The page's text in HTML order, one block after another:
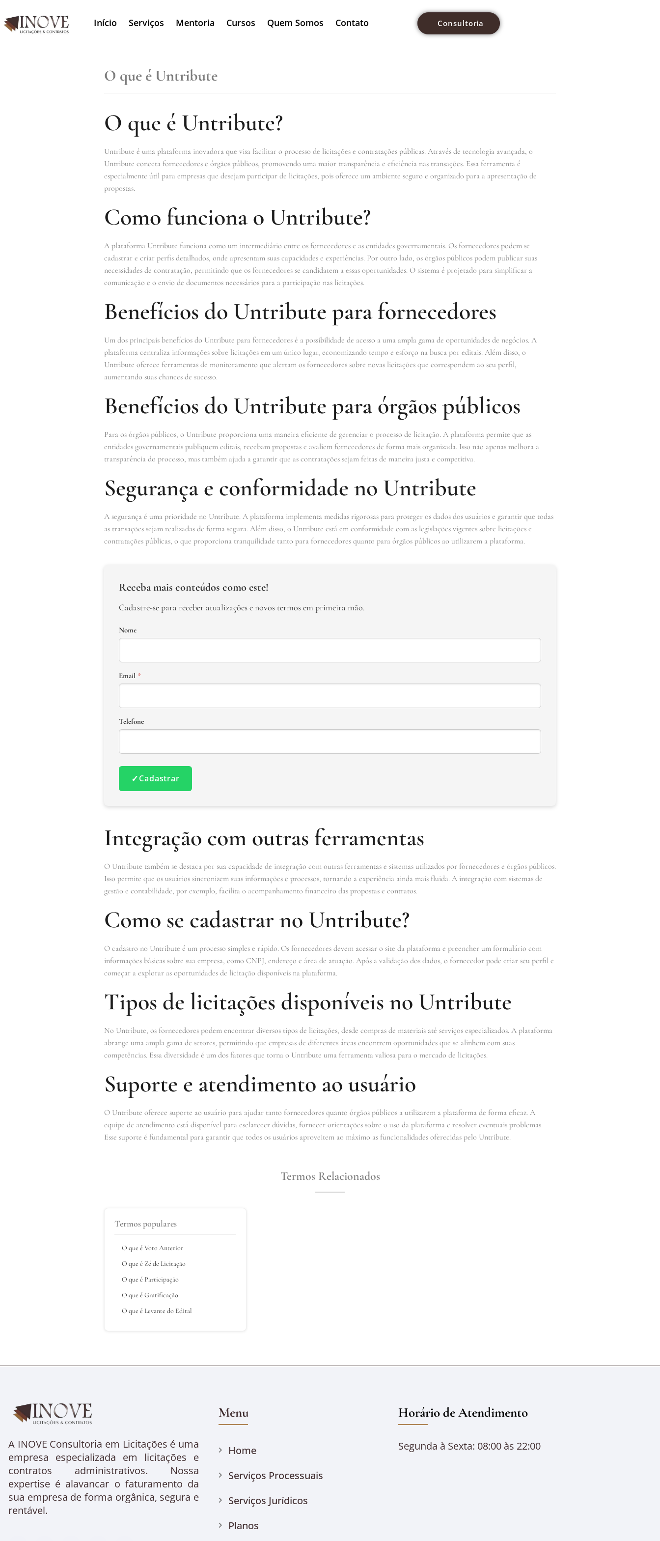
Início Serviços Mentoria Cursos Quem Somos Contato Consultoria
O que é Untribute
O que é Untribute?
Untribute é uma plataforma inovadora que visa facilitar o processo de licitações e contratações públicas. Através de tecnologia avançada, o
Untribute conecta fornecedores e órgãos públicos, promovendo uma maior transparência e eficiência nas transações. Essa ferramenta é
especialmente útil para empresas que desejam participar de licitações, pois oferece um ambiente seguro e organizado para a apresentação de
propostas.
Como funciona o Untribute?
A plataforma Untribute funciona como um intermediário entre os fornecedores e as entidades governamentais. Os fornecedores podem se
cadastrar e criar perfis detalhados, onde apresentam suas capacidades e experiências. Por outro lado, os órgãos públicos podem publicar suas
necessidades de contratação, permitindo que os fornecedores se candidatem a essas oportunidades. O sistema é projetado para simplificar a
comunicação e o envio de documentos necessários para a participação nas licitações.
Benefícios do Untribute para fornecedores
Um dos principais benefícios do Untribute para fornecedores é a possibilidade de acesso a uma ampla gama de oportunidades de negócios. A
plataforma centraliza informações sobre licitações em um único lugar, economizando tempo e esforço na busca por editais. Além disso, o
Untribute oferece ferramentas de monitoramento que alertam os fornecedores sobre novas licitações que correspondem ao seu perfil,
aumentando suas chances de sucesso.
Benefícios do Untribute para órgãos públicos
Para os órgãos públicos, o Untribute proporciona uma maneira eficiente de gerenciar o processo de licitação. A plataforma permite que as
entidades governamentais publiquem editais, recebam propostas e avaliem fornecedores de forma mais organizada. Isso não apenas melhora a
transparência do processo, mas também ajuda a garantir que as contratações sejam feitas de maneira justa e competitiva.
Segurança e conformidade no Untribute
A segurança é uma prioridade no Untribute. A plataforma implementa medidas rigorosas para proteger os dados dos usuários e garantir que todas
as transações sejam realizadas de forma segura. Além disso, o Untribute está em conformidade com as legislações vigentes sobre licitações e
contratações públicas, o que proporciona tranquilidade tanto para fornecedores quanto para órgãos públicos ao utilizarem a plataforma.
Receba mais conteúdos como este!
Cadastre-se para receber atualizações e novos termos em primeira mão.
Nome
Email *
Telefone
✓Cadastrar
Integração com outras ferramentas
O Untribute também se destaca por sua capacidade de integração com outras ferramentas e sistemas utilizados por fornecedores e órgãos públicos.
Isso permite que os usuários sincronizem suas informações e processos, tornando a experiência ainda mais fluida. A integração com sistemas de
gestão e contabilidade, por exemplo, facilita o acompanhamento financeiro das propostas e contratos.
Como se cadastrar no Untribute?
O cadastro no Untribute é um processo simples e rápido. Os fornecedores devem acessar o site da plataforma e preencher um formulário com
informações básicas sobre sua empresa, como CNPJ, endereço e área de atuação. Após a validação dos dados, o fornecedor pode criar seu perfil e
começar a explorar as oportunidades de licitação disponíveis na plataforma.
Tipos de licitações disponíveis no Untribute
No Untribute, os fornecedores podem encontrar diversos tipos de licitações, desde compras de materiais até serviços especializados. A plataforma
abrange uma ampla gama de setores, permitindo que empresas de diferentes áreas encontrem oportunidades que se alinhem com suas
competências. Essa diversidade é um dos fatores que torna o Untribute uma ferramenta valiosa para o mercado de licitações.
Suporte e atendimento ao usuário
O Untribute oferece suporte ao usuário para ajudar tanto fornecedores quanto órgãos públicos a utilizarem a plataforma de forma eficaz. A
equipe de atendimento está disponível para esclarecer dúvidas, fornecer orientações sobre o uso da plataforma e resolver eventuais problemas.
Esse suporte é fundamental para garantir que todos os usuários aproveitem ao máximo as funcionalidades oferecidas pelo Untribute.
Termos Relacionados
Termos populares
O que é Voto Anterior
O que é Zé de Licitação
O que é Participação
O que é Gratificação
O que é Levante do Edital
A INOVE Consultoria em Licitações é uma
empresa especializada em licitações e
contratos administrativos. Nossa
expertise é alavancar o faturamento da
sua empresa de forma orgânica, segura e
rentável.
Menu
Home
Serviços Processuais
Serviços Jurídicos
Planos
Horário de Atendimento
Segunda à Sexta: 08:00 às 22:00